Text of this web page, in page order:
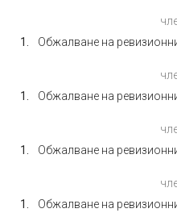
Обжалване на
Обжалване на
Обжалване на
Обжалване на